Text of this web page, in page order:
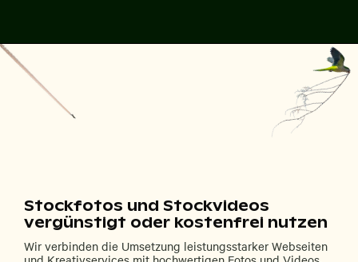
Stockfotos und Stockvideos
vergünstigt oder kostenfrei nutzen
Wir verbinden die Umsetzung leistungsstarker Webseiten